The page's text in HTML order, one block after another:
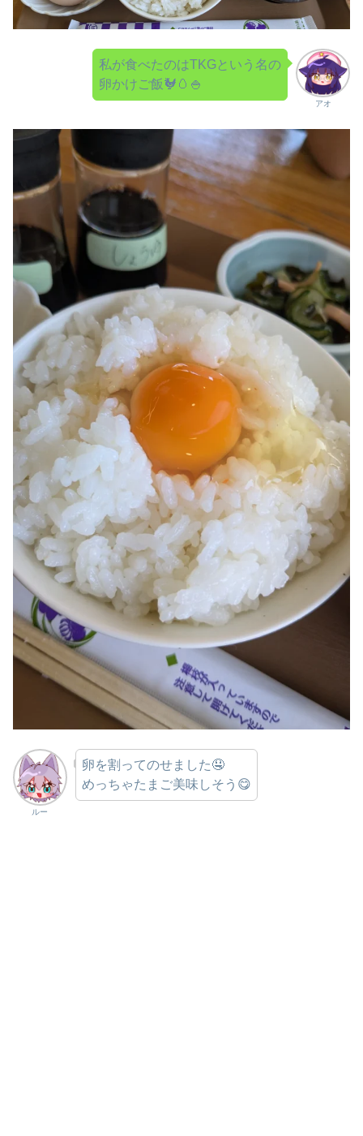
アオ
私が食べたのはTKGという名の
卵かけご飯🐓🥚🍚
ルー
卵を割ってのせました🤤
めっちゃたまご美味しそう😋